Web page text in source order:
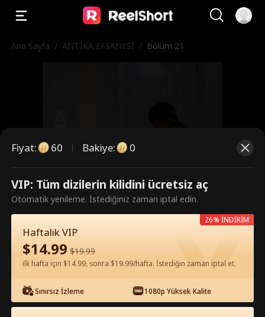
Ana Sayfa / ANTİKA EFSANESİ / Bölüm 21
Bunlar ücretli bölümler. İzlemek
için kilidi açın.
60 Şimdi Kilidi Aç
Uygulamada Ücretsiz İzle
Fiyat: 60 Bakiye: 0
VIP: Tüm dizilerin kilidini ücretsiz aç
Otomatik yenileme. İstediğiniz zaman iptal edin.
Haftalık VIP
$14.99 $19.99
ilk hafta için $14.99, sonra $19.99/hafta. İstediğin zaman iptal et.
Sınırsız İzleme 1080p Yüksek Kalite
26% İNDİRİM